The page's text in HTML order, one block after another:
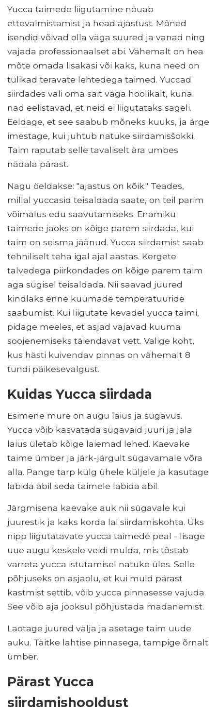
Yucca taimede liigutamine nõuab
ettevalmistamist ja head ajastust. Mõned
isendid võivad olla väga suured ja vanad ning
vajada professionaalset abi. Vähemalt on hea
mõte omada lisakäsi või kaks, kuna need on
tülikad teravate lehtedega taimed. Yuccad
siirdades vali oma sait väga hoolikalt, kuna
nad eelistavad, et neid ei liigutataks sageli.
Eeldage, et see saabub mõneks kuuks, ja ärge
imestage, kui juhtub natuke siirdamisšokki.
Taim raputab selle tavaliselt ära umbes
nädala pärast.
Nagu öeldakse: "ajastus on kõik." Teades,
millal yuccasid teisaldada saate, on teil parim
võimalus edu saavutamiseks. Enamiku
taimede jaoks on kõige parem siirdada, kui
taim on seisma jäänud. Yucca siirdamist saab
tehniliselt teha igal ajal aastas. Kergete
talvedega piirkondades on kõige parem taim
aga sügisel teisaldada. Nii saavad juured
kindlaks enne kuumade temperatuuride
saabumist. Kui liigutate kevadel yucca taimi,
pidage meeles, et asjad vajavad kuuma
soojenemiseks täiendavat vett. Valige koht,
kus hästi kuivendav pinnas on vähemalt 8
tundi päikesevalgust.
Kuidas Yucca siirdada
Esimene mure on augu laius ja sügavus.
Yucca võib kasvatada sügavaid juuri ja jala
laius ületab kõige laiemad lehed. Kaevake
taime ümber ja järk-järgult sügavamale võra
alla. Pange tarp külg ühele küljele ja kasutage
labida abil seda taimele labida abil.
Järgmisena kaevake auk nii sügavale kui
juurestik ja kaks korda lai siirdamiskohta. Üks
nipp liigutatavate yucca taimede peal - lisage
uue augu keskele veidi mulda, mis tõstab
varreta yucca istutamisel natuke üles. Selle
põhjuseks on asjaolu, et kui muld pärast
kastmist settib, võib yucca pinnasesse vajuda.
See võib aja jooksul põhjustada mädanemist.
Laotage juured välja ja asetage taim uude
auku. Täitke lahtise pinnasega, tampige õrnalt
ümber.
Pärast Yucca
siirdamishooldust